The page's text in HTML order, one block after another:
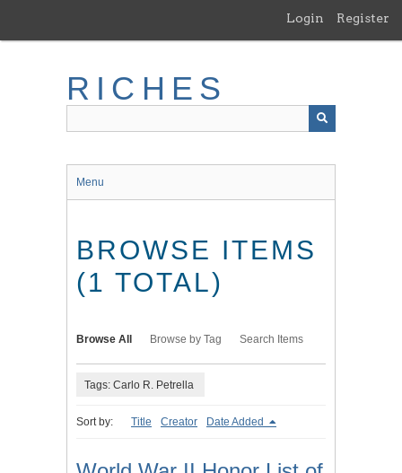
main
Login Register
RICHES
Menu
BROWSE ITEMS
(1 TOTAL)
Browse All Browse by Tag Search Items
Tags: Carlo R. Petrella
Sort by: Title Creator Date Added